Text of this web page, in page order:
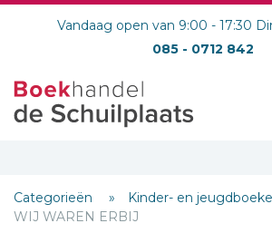
Vandaag open van 9:00 - 17:30
085 - 0712 842
Categorieën
Kinder- en
WIJ WAREN ERBIJ